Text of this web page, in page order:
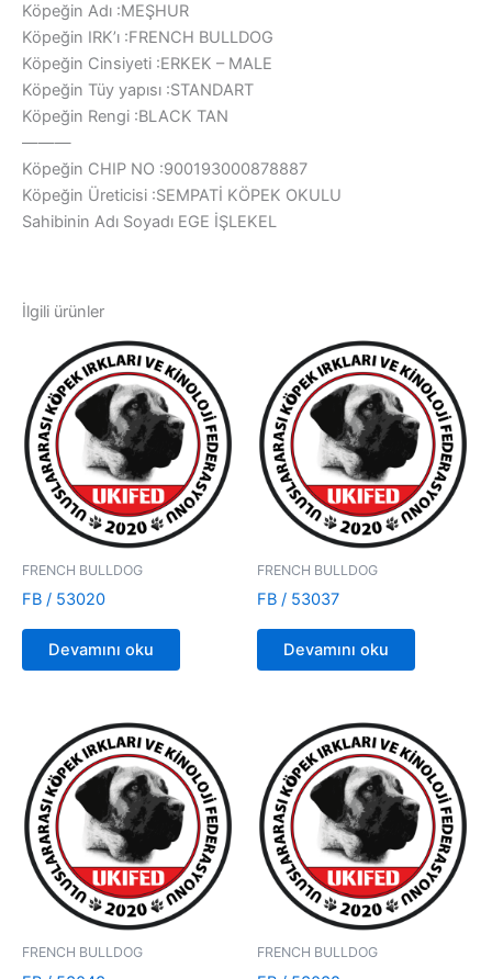
Köpeğin Adı :MEŞHUR
Köpeğin IRK’ı :FRENCH BULLDOG
Köpeğin Cinsiyeti :ERKEK – MALE
Köpeğin Tüy yapısı :STANDART
Köpeğin Rengi :BLACK TAN
———
Köpeğin CHIP NO :900193000878887
Köpeğin Üreticisi :SEMPATİ KÖPEK OKULU
Sahibinin Adı Soyadı EGE İŞLEKEL
İlgili ürünler
FRENCH BULLDOG
FB / 53020
Devamını oku
FRENCH BULLDOG
FB / 53037
Devamını oku
FRENCH BULLDOG FRENCH BULLDOG